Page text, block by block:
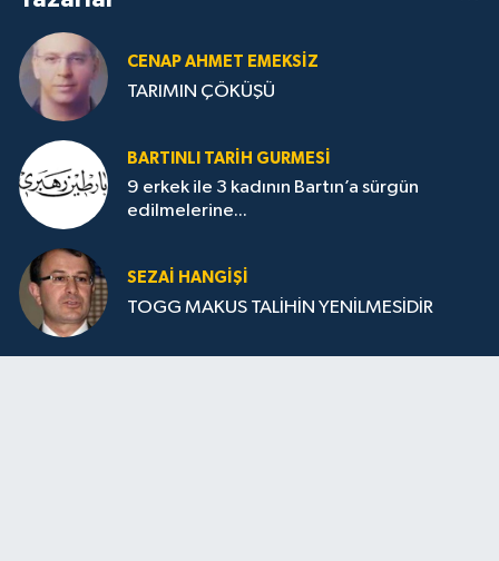
CENAP AHMET EMEKSİZ
TARIMIN ÇÖKÜŞÜ
BARTINLI TARIH GURMESI
9 erkek ile 3 kadının Bartın’a sürgün
edilmelerine...
SEZAI HANGİŞİ
TOGG MAKUS TALİHİN YENİLMESİDİR